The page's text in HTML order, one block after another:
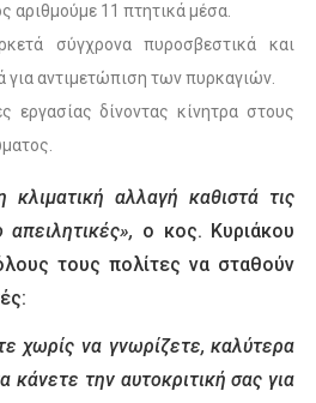
αριθμούμε 11 πτητικά μέσα.
σύγχρονα πυροσβεστικά και
για αντιμετώπιση των πυρκαγιών.
εργασίας δίνοντας κίνητρα στους
αλλαγή καθιστά τις
ο κος. Κυριάκου
τους πολίτες να σταθούν
χωρίς να γνωρίζετε, καλύτερα
κάνετε την αυτοκριτική σας για